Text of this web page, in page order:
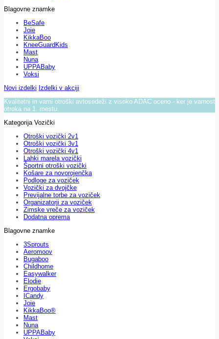
Blagovne znamke
BeSafe
Joie
KikkaBoo
KneeGuardKids
Mast
Nuna
UPPABaby
Voksi
Novi izdelki Izdelki v akciji
Kvalitetni in varni otroški avtosedeži z visoko ADAC oceno - ker je varnost
otroka na 1. mestu.
Kategorija Vozički
Otroški vozički 2v1
Otroški vozički 3v1
Otroški vozički 4v1
Lahki marela vozički
Športni otroški vozički
Košare za novorojenčka
Podloge za voziček
Vozički za dvojčke
Previjalne torbe za voziček
Organizatorji za voziček
Zimske vreče za voziček
Dodatna oprema
Blagovne znamke
3Sprouts
Aeromoov
Bugaboo
Childhome
Easywalker
Elodie
Ergobaby
ICandy
Joie
KikkaBoo®
Mast
Nuna
UPPABaby